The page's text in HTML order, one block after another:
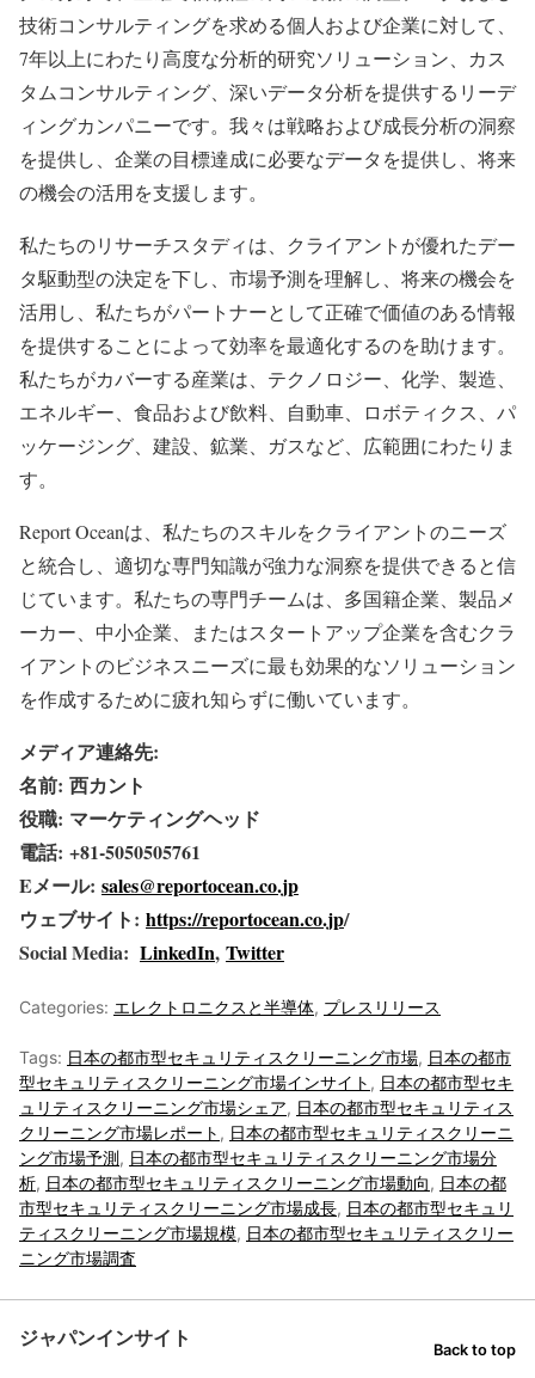
技術コンサルティングを求める個人および企業に対して、
7年以上にわたり高度な分析的研究ソリューション、カス
タムコンサルティング、深いデータ分析を提供するリーデ
ィングカンパニーです。我々は戦略および成長分析の洞察
を提供し、企業の目標達成に必要なデータを提供し、将来
の機会の活用を支援します。
私たちのリサーチスタディは、クライアントが優れたデー
タ駆動型の決定を下し、市場予測を理解し、将来の機会を
活用し、私たちがパートナーとして正確で価値のある情報
を提供することによって効率を最適化するのを助けます。
私たちがカバーする産業は、テクノロジー、化学、製造、
エネルギー、食品および飲料、自動車、ロボティクス、パ
ッケージング、建設、鉱業、ガスなど、広範囲にわたりま
す。
Report Oceanは、私たちのスキルをクライアントのニーズ
と統合し、適切な専門知識が強力な洞察を提供できると信
じています。私たちの専門チームは、多国籍企業、製品メ
ーカー、中小企業、またはスタートアップ企業を含むクラ
イアントのビジネスニーズに最も効果的なソリューション
を作成するために疲れ知らずに働いています。
メディア連絡先:
名前: 西カント
役職: マーケティングヘッド
電話: +81-5050505761
Eメール: sales@reportocean.co.jp
ウェブサイト: https://reportocean.co.jp/
Social Media: LinkedIn, Twitter
Categories: エレクトロニクスと半導体, プレスリリース
Tags: 日本の都市型セキュリティスクリーニング市場, 日本の都市
型セキュリティスクリーニング市場インサイト , 日本の都市型セキ
ュリティスクリーニング市場シェア, 日本の都市型セキュリティス
クリーニング市場レポート , 日本の都市型セキュリティスクリーニ
ング市場予測, 日本の都市型セキュリティスクリーニング市場分
析, 日本の都市型セキュリティスクリーニング市場動向, 日本の都
市型セキュリティスクリーニング市場成長, 日本の都市型セキュリ
ティスクリーニング市場規模, 日本の都市型セキュリティスクリー
ニング市場調査
ジャパンインサイト Back to top